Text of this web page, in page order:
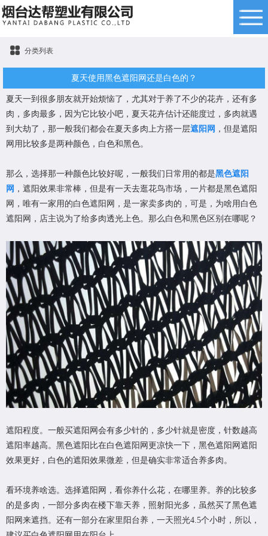
分类列表
夏天使用黑色遮阳网还是白色的？
夏天一到很多朋友就开始烦恼了，尤其对于养了不少的花卉，还有多
肉，多肉最多，因为它比较小吧，夏天花卉估计还能度过，多肉就遇
到大劫了，那一般我们都会在夏天多肉上方搭一层遮阳网 ，但是遮阳
网用比较多是两种颜色，白色和黑色。
那么，选择那一种颜色比较好呢，一般我们日常用的都是黑色遮阳
网 ，遮阳效果非常棒，但是有一天去逛花鸟市场，一片都是黑色遮阳
网，唯有一家用的白色遮阳网，是一家卖多肉的，可是，为啥用白色
遮阳网，店主说为了给多肉透光上色。那么白色和黑色区别在哪呢？
遮阳程度。一般买遮阳网会有多少针的，多少针就是密度，针数越高
遮阳率越高。黑色遮阳比在白色遮阳网更凉快一下，黑色遮阳网遮阳
效果更好，白色的遮阳效果微差，但是确实非常适合养多肉。
看环境养啥选。选择遮阳网，看你养什么花，在哪里养。养的比较多
的是多肉，一部分多肉在楼下靠天养，照射阳光多，虽然买了黑色遮
阳网来遮挡。还有一部分在家里阳台养，一天照光4.5个小时，所以，